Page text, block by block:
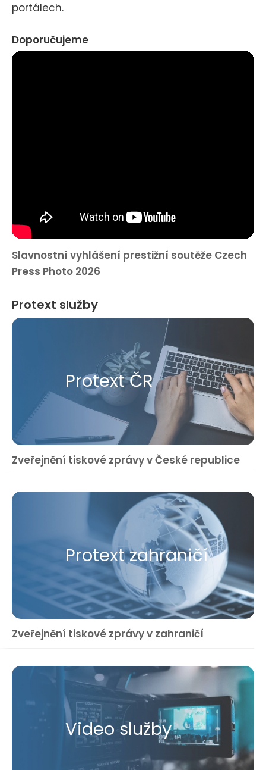
portálech.
Doporučujeme
Slavnostní vyhlášení prestižní soutěže Czech
Press Photo 2026
Protext služby
Protext ČR
Zveřejnění tiskové zprávy v České republice
Protext zahraničí
Zveřejnění tiskové zprávy v zahraničí
Video služby